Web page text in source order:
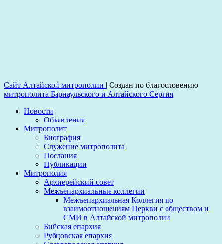
Сайт Алтайской митрополии | Создан по благословению
митрополита Барнаульского и Алтайского Сергия
Новости
Объявления
Митрополит
Биография
Служение митрополита
Послания
Публикации
Митрополия
Архиерейский совет
Межъепархиальные коллегии
Межъепархиальная Коллегия по
взаимоотношениям Церкви с обществом и
СМИ в Алтайской митрополии
Бийская епархия
Рубцовская епархия